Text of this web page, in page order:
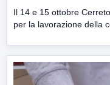
Il 14 e 15 ottobre
per la lavorazione della